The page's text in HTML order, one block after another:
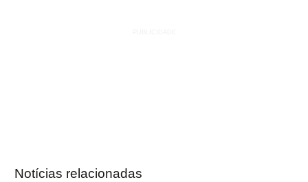
Notícias relacionadas